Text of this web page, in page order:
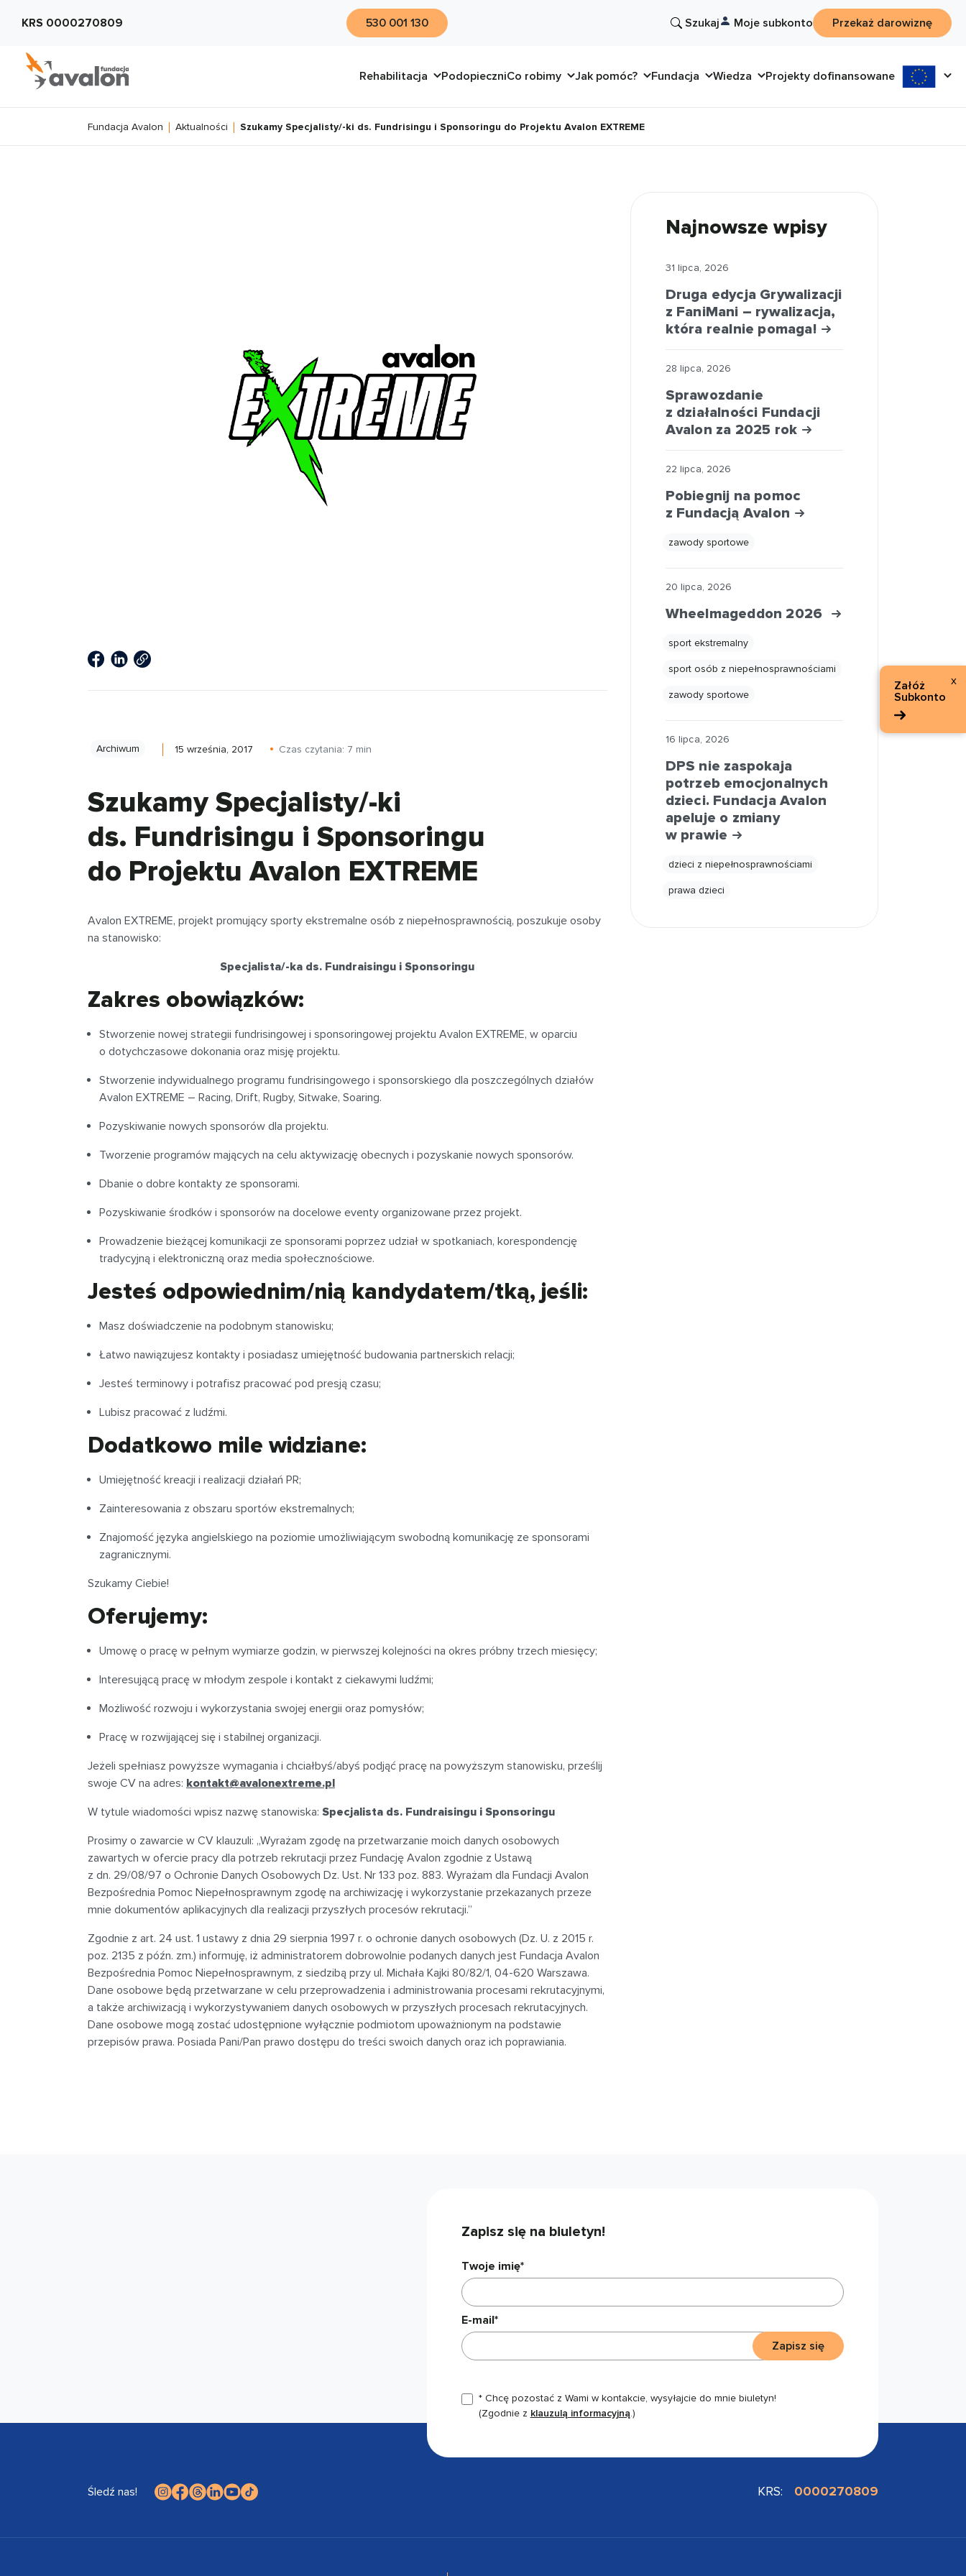
Załóż
Subkonto
x
KRS 0000270809 530 001 130 Szukaj Moje subkonto Przekaż darowiznę
Rehabilitacja PodopieczniCo robimy Jak pomóc? Fundacja Wiedza Projekty dofinansowane
Fundacja Avalon Aktualności Szukamy Specjalisty/-ki ds. Fundrisingu i Sponsoringu do Projektu Avalon EXTREME
Archiwum 15 września, 2017 Czas czytania: 7 min
Szukamy Specjalisty/-ki
ds. Fundrisingu i Sponsoringu
do Projektu Avalon EXTREME
Avalon EXTREME, projekt promujący sporty ekstremalne osób z niepełnosprawnością, poszukuje osoby
na stanowisko:
Specjalista/-ka ds. Fundraisingu i Sponsoringu
Zakres obowiązków:
Stworzenie nowej strategii fundrisingowej i sponsoringowej projektu Avalon EXTREME, w oparciu
o dotychczasowe dokonania oraz misję projektu.
Stworzenie indywidualnego programu fundrisingowego i sponsorskiego dla poszczególnych działów
Avalon EXTREME – Racing, Drift, Rugby, Sitwake, Soaring.
Pozyskiwanie nowych sponsorów dla projektu.
Tworzenie programów mających na celu aktywizację obecnych i pozyskanie nowych sponsorów.
Dbanie o dobre kontakty ze sponsorami.
Pozyskiwanie środków i sponsorów na docelowe eventy organizowane przez projekt.
Prowadzenie bieżącej komunikacji ze sponsorami poprzez udział w spotkaniach, korespondencję
tradycyjną i elektroniczną oraz media społecznościowe.
Jesteś odpowiednim/nią kandydatem/tką, jeśli:
Masz doświadczenie na podobnym stanowisku;
Łatwo nawiązujesz kontakty i posiadasz umiejętność budowania partnerskich relacji;
Jesteś terminowy i potrafisz pracować pod presją czasu;
Lubisz pracować z ludźmi.
Dodatkowo mile widziane:
Umiejętność kreacji i realizacji działań PR;
Zainteresowania z obszaru sportów ekstremalnych;
Znajomość języka angielskiego na poziomie umożliwiającym swobodną komunikację ze sponsorami
zagranicznymi.
Szukamy Ciebie!
Oferujemy:
Umowę o pracę w pełnym wymiarze godzin, w pierwszej kolejności na okres próbny trzech miesięcy;
Interesującą pracę w młodym zespole i kontakt z ciekawymi ludźmi;
Możliwość rozwoju i wykorzystania swojej energii oraz pomysłów;
Pracę w rozwijającej się i stabilnej organizacji.
Jeżeli spełniasz powyższe wymagania i chciałbyś/abyś podjąć pracę na powyższym stanowisku, prześlij
swoje CV na adres: kontakt@avalonextreme.pl
W tytule wiadomości wpisz nazwę stanowiska: Specjalista ds. Fundraisingu i Sponsoringu
Prosimy o zawarcie w CV klauzuli: „Wyrażam zgodę na przetwarzanie moich danych osobowych
zawartych w ofercie pracy dla potrzeb rekrutacji przez Fundację Avalon zgodnie z Ustawą
z dn. 29/08/97 o Ochronie Danych Osobowych Dz. Ust. Nr 133 poz. 883. Wyrażam dla Fundacji Avalon
Bezpośrednia Pomoc Niepełnosprawnym zgodę na archiwizację i wykorzystanie przekazanych przeze
mnie dokumentów aplikacyjnych dla realizacji przyszłych procesów rekrutacji.”
Zgodnie z art. 24 ust. 1 ustawy z dnia 29 sierpnia 1997 r. o ochronie danych osobowych (Dz. U. z 2015 r.
poz. 2135 z późn. zm.) informuję, iż administratorem dobrowolnie podanych danych jest Fundacja Avalon
Bezpośrednia Pomoc Niepełnosprawnym, z siedzibą przy ul. Michała Kajki 80/82/1, 04-620 Warszawa.
Dane osobowe będą przetwarzane w celu przeprowadzenia i administrowania procesami rekrutacyjnymi,
a także archiwizacją i wykorzystywaniem danych osobowych w przyszłych procesach rekrutacyjnych.
Dane osobowe mogą zostać udostępnione wyłącznie podmiotom upoważnionym na podstawie
przepisów prawa. Posiada Pani/Pan prawo dostępu do treści swoich danych oraz ich poprawiania.
Najnowsze wpisy
31 lipca, 2026
Druga edycja Grywalizacji
z FaniMani – rywalizacja,
która realnie pomaga!
28 lipca, 2026
Sprawozdanie
z działalności Fundacji
Avalon za 2025 rok
22 lipca, 2026
Pobiegnij na pomoc
z Fundacją Avalon
zawody sportowe
20 lipca, 2026
Wheelmageddon 2026
sport ekstremalny
sport osób z niepełnosprawnościami
zawody sportowe
16 lipca, 2026
DPS nie zaspokaja
potrzeb emocjonalnych
dzieci. Fundacja Avalon
apeluje o zmiany
w prawie
dzieci z niepełnosprawnościami
prawa dzieci
Zapisz się na biuletyn!
Twoje imię*
E-mail*
* Chcę pozostać z Wami w kontakcie, wysyłajcie do mnie biuletyn!
(Zgodnie z klauzulą informacyjną.)
Zapisz się
KRS: 0000270809
Śledź nas!